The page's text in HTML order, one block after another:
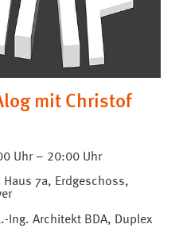
mit Christof
Uhr – 20:00 Uhr
Haus 7a, Erdgeschoss,
Ing. Architekt BDA, Duplex